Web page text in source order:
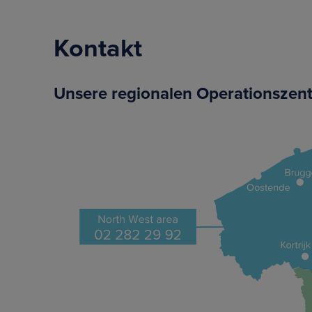
Kontakt
Unsere regionalen